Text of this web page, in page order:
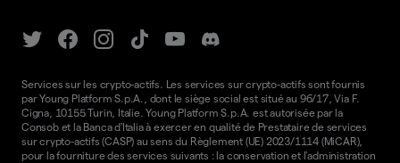
Services sur les crypto-actifs. Les services sur crypto-actifs sont fournis
par Young Platform S.p.A., dont le siège social est situé au 96/17, Via F.
Cigna, 10155 Turin, Italie. Young Platform S.p.A. est autorisée par la
Consob et la Banca d'Italia à exercer en qualité de Prestataire de services
sur crypto-actifs (CASP) au sens du Règlement (UE) 2023/1114 (MiCAR),
pour la fourniture des services suivants : la conservation et l'administration